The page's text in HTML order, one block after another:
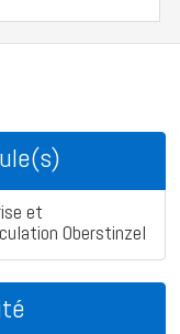
et
Oberstinzel